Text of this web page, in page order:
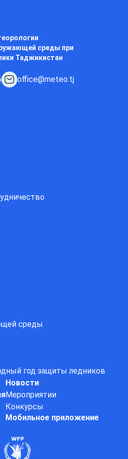
среды при
Таджикистан
office@meteo.tj
среды
год защиты ледников
Новости
Мероприятии
Конкурсы
Мобильное приложение